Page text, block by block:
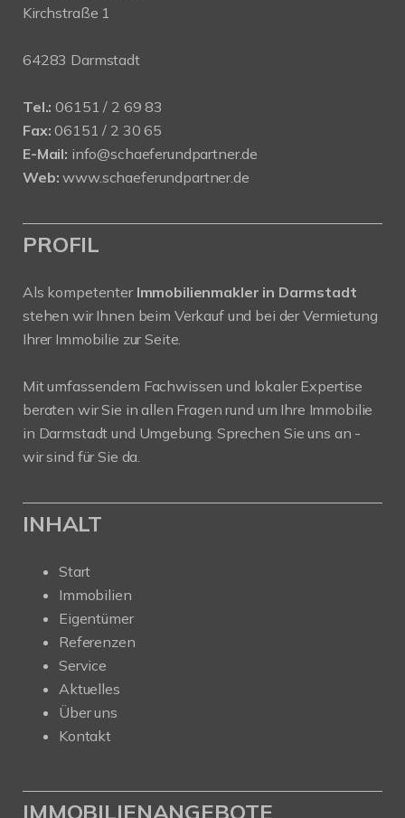
Kirchstraße 1
64283 Darmstadt
Tel.: 06151 / 2 69 83
Fax: 06151 / 2 30 65
E-Mail: info@schaeferundpartner.de
Web: www.schaeferundpartner.de
PROFIL
Als kompetenter Immobilienmakler in Darmstadt
stehen wir Ihnen beim Verkauf und bei der Vermietung
Ihrer Immobilie zur Seite.
Mit umfassendem Fachwissen und lokaler Expertise
beraten wir Sie in allen Fragen rund um Ihre Immobilie
in Darmstadt und Umgebung. Sprechen Sie uns an -
wir sind für Sie da.
INHALT
Start
Immobilien
Eigentümer
Referenzen
Service
Aktuelles
Über uns
Kontakt
IMMOBILIENANGEBOTE